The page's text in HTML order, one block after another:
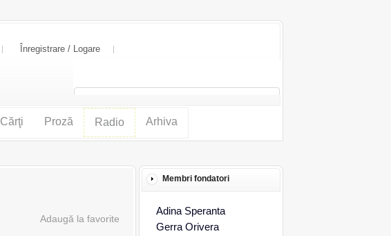
Înregistrare / Logare
Cărţi Proză Radio Arhiva
Membri fondatori
Adina Speranta
Gerra Orivera